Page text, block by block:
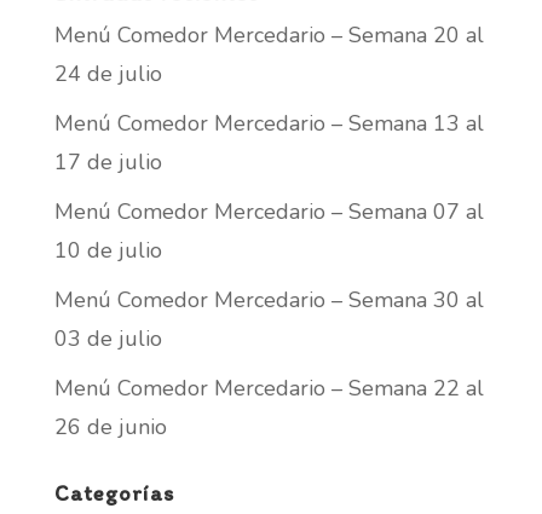
Menú Comedor Mercedario – Semana 20 al
24 de julio
Menú Comedor Mercedario – Semana 13 al
17 de julio
Menú Comedor Mercedario – Semana 07 al
10 de julio
Menú Comedor Mercedario – Semana 30 al
03 de julio
Menú Comedor Mercedario – Semana 22 al
26 de junio
Categorías